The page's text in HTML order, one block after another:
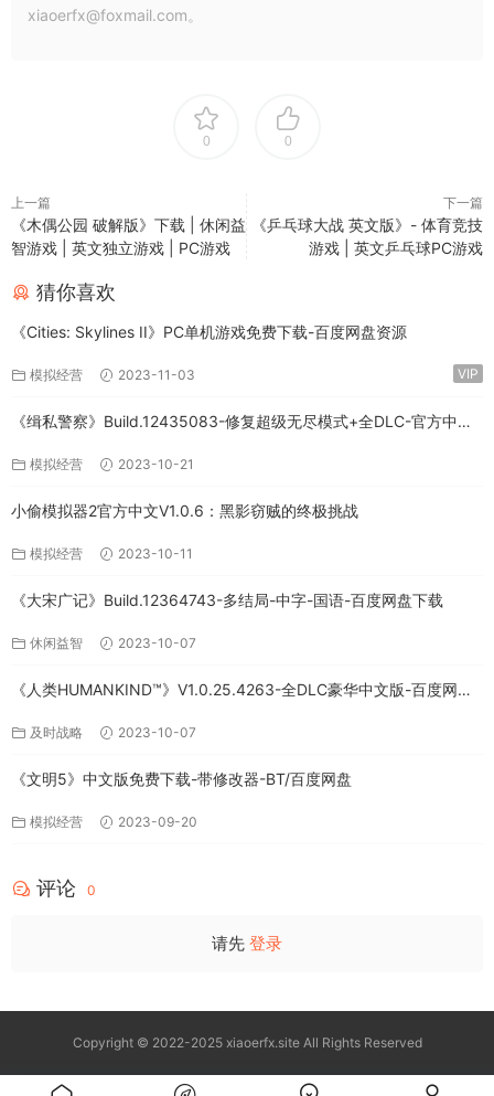
xiaoerfx@foxmail.com。
0 0
上一篇
《木偶公园 破解版》下载 | 休闲益
智游戏 | 英文独立游戏 | PC游戏
下一篇
《乒乓球大战 英文版》- 体育竞技
游戏 | 英文乒乓球PC游戏
猜你喜欢
《Cities: Skylines II》PC单机游戏免费下载-百度网盘资源
模拟经营 2023-11-03 VIP
《缉私警察》Build.12435083-修复超级无尽模式+全DLC-官方中文-
模拟经营 2023-10-21
小偷模拟器2官方中文V1.0.6：黑影窃贼的终极挑战
模拟经营 2023-10-11
《大宋广记》Build.12364743-多结局-中字-国语-百度网盘下载
休闲益智 2023-10-07
《人类HUMANKIND™》V1.0.25.4263-全DLC豪华中文版-百度网盘
及时战略 2023-10-07
《文明5》中文版免费下载-带修改器-BT/百度网盘
模拟经营 2023-09-20
评论 0
请先 登录
Copyright © 2022-2025 xiaoerfx.site All Rights Reserved